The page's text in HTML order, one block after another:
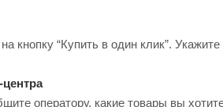
кнопку “Купить в один клик”.
оператору, какие товары вы